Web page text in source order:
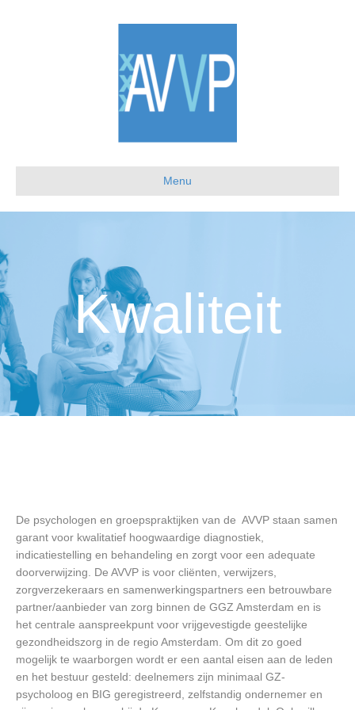
Menu
Kwaliteit
De psychologen en groepspraktijken van de AVVP staan samen
garant voor kwalitatief hoogwaardige diagnostiek,
indicatiestelling en behandeling en zorgt voor een adequate
doorverwijzing. De AVVP is voor cliënten, verwijzers,
zorgverzekeraars en samenwerkingspartners een betrouwbare
partner/aanbieder van zorg binnen de GGZ Amsterdam en is
het centrale aanspreekpunt voor vrijgevestigde geestelijke
gezondheidszorg in de regio Amsterdam. Om dit zo goed
mogelijk te waarborgen wordt er een aantal eisen aan de leden
en het bestuur gesteld: deelnemers zijn minimaal GZ-
psycholoog en BIG geregistreerd, zelfstandig ondernemer en